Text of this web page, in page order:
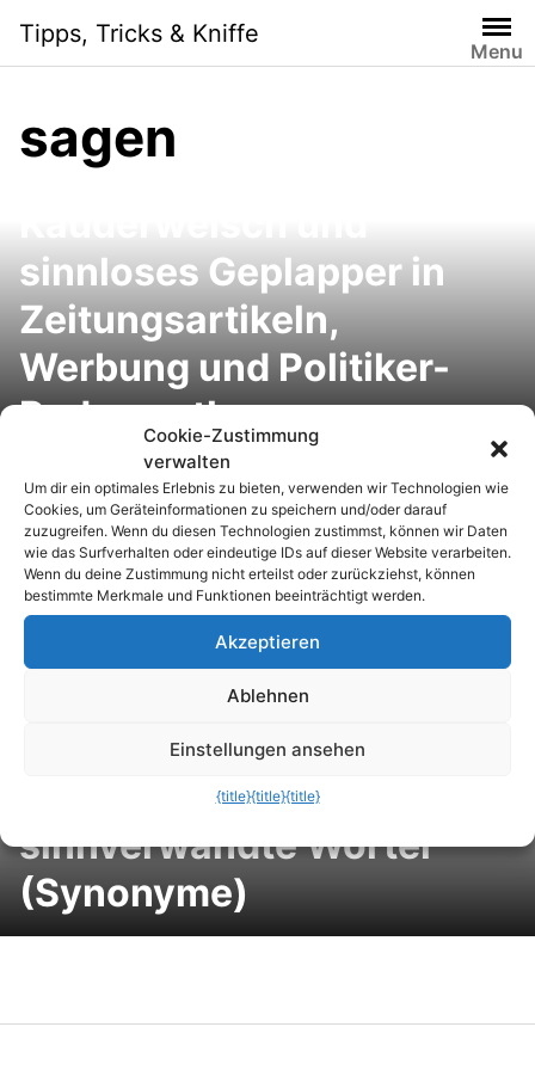
i
Tipps, Tricks & Kniffe
Menu
sagen
Worthülsen, PR-
sinnloses Geplapper in
Zeitungsartikeln,
Werbung und Politiker-
Reden entlarven
Morgen, nächste Woche
Mittwoch, Ende Mai:
Termine
umgangssprachlich in den
Outlook-Kalender
eintragen
Wie sagt man noch? Die
besten Online-
Synonymwörterbücher für
ähnliche und
sinnverwandte Wörter
(Synonyme)
Cookie-Zustimmung
verwalten
Um dir ein optimales Erlebnis zu bieten, verwenden wir Technologien wie
Cookies, um Geräteinformationen zu speichern und/oder darauf
zuzugreifen. Wenn du diesen Technologien zustimmst, können wir Daten
wie das Surfverhalten oder eindeutige IDs auf dieser Website verarbeiten.
Wenn du deine Zustimmung nicht erteilst oder zurückziehst, können
bestimmte Merkmale und Funktionen beeinträchtigt werden.
Akzeptieren
Ablehnen
Einstellungen ansehen
{title}{title}{title}